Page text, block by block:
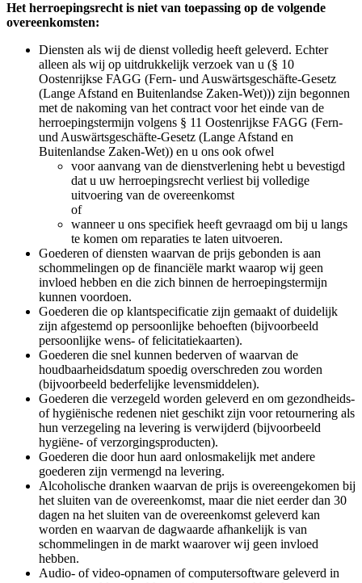
Het herroepingsrecht is niet van toepassing op de volgende
overeenkomsten:
Diensten als wij de dienst volledig heeft geleverd. Echter
alleen als wij op uitdrukkelijk verzoek van u (§ 10
Oostenrijkse FAGG (Fern- und Auswärtsgeschäfte-Gesetz
(Lange Afstand en Buitenlandse Zaken-Wet))) zijn begonnen
met de nakoming van het contract voor het einde van de
herroepingstermijn volgens § 11 Oostenrijkse FAGG (Fern-
und Auswärtsgeschäfte-Gesetz (Lange Afstand en
Buitenlandse Zaken-Wet)) en u ons ook ofwel
voor aanvang van de dienstverlening hebt u bevestigd
dat u uw herroepingsrecht verliest bij volledige
uitvoering van de overeenkomst
of
wanneer u ons specifiek heeft gevraagd om bij u langs
te komen om reparaties te laten uitvoeren.
Goederen of diensten waarvan de prijs gebonden is aan
schommelingen op de financiële markt waarop wij geen
invloed hebben en die zich binnen de herroepingstermijn
kunnen voordoen.
Goederen die op klantspecificatie zijn gemaakt of duidelijk
zijn afgestemd op persoonlijke behoeften (bijvoorbeeld
persoonlijke wens- of felicitatiekaarten).
Goederen die snel kunnen bederven of waarvan de
houdbaarheidsdatum spoedig overschreden zou worden
(bijvoorbeeld bederfelijke levensmiddelen).
Goederen die verzegeld worden geleverd en om gezondheids-
of hygiënische redenen niet geschikt zijn voor retournering als
hun verzegeling na levering is verwijderd (bijvoorbeeld
hygiëne- of verzorgingsproducten).
Goederen die door hun aard onlosmakelijk met andere
goederen zijn vermengd na levering.
Alcoholische dranken waarvan de prijs is overeengekomen bij
het sluiten van de overeenkomst, maar die niet eerder dan 30
dagen na het sluiten van de overeenkomst geleverd kan
worden en waarvan de dagwaarde afhankelijk is van
schommelingen in de markt waarover wij geen invloed
hebben.
Audio- of video-opnamen of computersoftware geleverd in